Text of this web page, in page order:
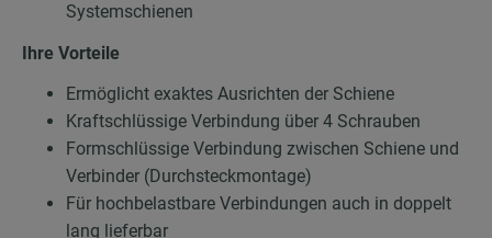
Systemschienen
Ihre Vorteile
Ermöglicht exaktes Ausrichten der Schiene
Kraftschlüssige Verbindung über 4 Schrauben
Formschlüssige Verbindung zwischen Schiene und
Verbinder (Durchsteckmontage)
Für hochbelastbare Verbindungen auch in doppelt
lang lieferbar